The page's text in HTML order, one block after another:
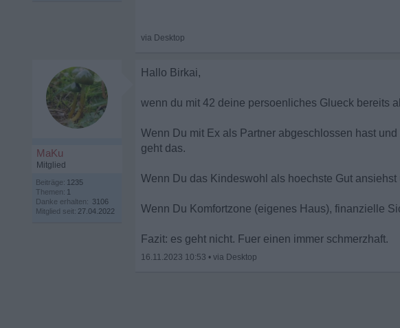
MaKu
Mitglied
Beiträge: 1235
Themen: 1
Danke erhalten: 3106
Mitglied seit: 27.04.2022
Hallo Birkai,
wenn du mit 42 deine persoenliches Glueck bereits
Wenn Du mit Ex als Partner abgeschlossen hast
geht das.
Wenn Du das Kindeswohl als hoechste Gut
Wenn Du Komfortzone (eigenes Haus), finanzielle
Fazit: es geht nicht. Fuer einen immer schmerzhaft.
16.11.2023 10:53 •